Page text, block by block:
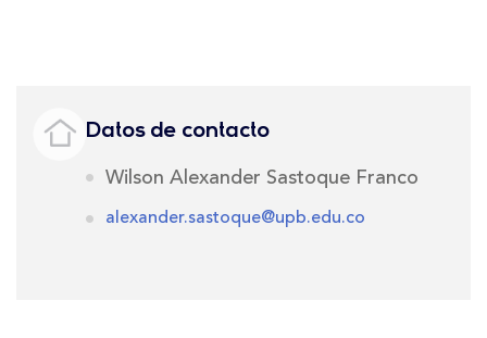
Datos de contacto
Wilson Alexander Sastoque Franco
alexander.sastoque@upb.edu.co